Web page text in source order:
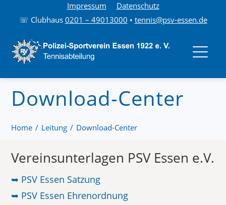
Impressum
Datenschutz
☏ Clubhaus0201 – 49013000 • tennis@psv-essen.de
Download-Center
Home Leitung Download-Center
Vereinsunterlagen PSV Essen e.V.
➥ PSV Essen Satzung
➥ PSV Essen Ehrenordnung